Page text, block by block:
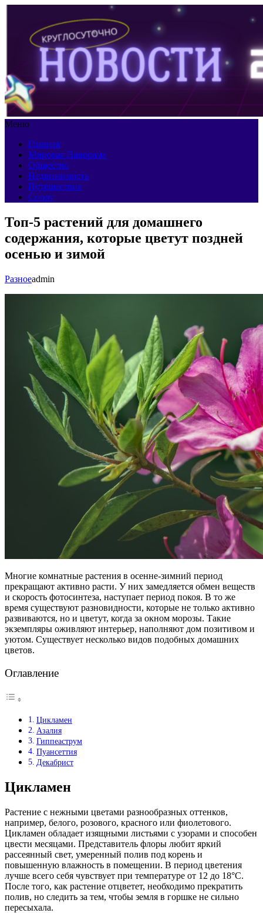
Меню
Главная
Мировая Панорама
Общество
Недвижимость
Путешествия
Спорт
Топ-5 растений для домашнего
содержания, которые цветут поздней
осенью и зимой
Разноеadmin
Многие комнатные растения в осенне-зимний период
прекращают активно расти. У них замедляется обмен веществ
и скорость фотосинтеза, наступает период покоя. В то же
время существуют разновидности, которые не только активно
развиваются, но и цветут, когда за окном морозы. Такие
экземпляры оживляют интерьер, наполняют дом позитивом и
уютом. Существует несколько видов подобных домашних
цветов.
Оглавление
Цикламен
Азалия
Гиппеаструм
Пуансеттия
Декабрист
Цикламен
Растение с нежными цветами разнообразных оттенков,
например, белого, розового, красного или фиолетового.
Цикламен обладает изящными листьями с узорами и способен
цвести месяцами. Представитель флоры любит яркий
рассеянный свет, умеренный полив под корень и
повышенную влажность в помещении. В период цветения
лучше всего себя чувствует при температуре от 12 до 18°C.
После того, как растение отцветет, необходимо прекратить
полив, но следить за тем, чтобы земля в горшке не сильно
пересыхала.